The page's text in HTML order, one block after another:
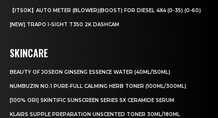
【ITSOK】AUTO METER (BLOWER)(BOOST) FOR DIESEL 4X4 (0-35) (0-60)
[NEW] TRAPO I-SIGHT T350 2K DASHCAM
SKINCARE
BEAUTY OF JOSEON GINSENG ESSENCE WATER (40ML/150ML)
NUMBUZIN NO.1 PURE-FULL CALMING HERB TONER (100ML/300ML)
[100% ORI] SKINTIFIC SUNSCREEN SERIES 5X CERAMIDE SERUM
KLAIRS SUPPLE PREPARATION UNSCENTED TONER 30ML/180ML